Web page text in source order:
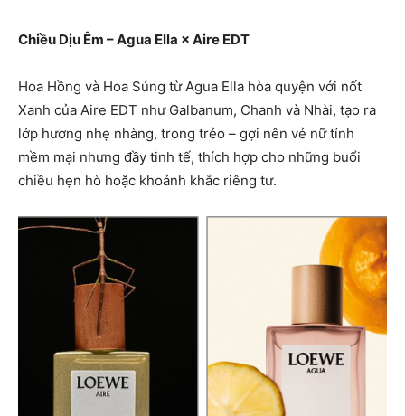
Chiều Dịu Êm – Agua Ella × Aire EDT
Hoa Hồng và Hoa Súng từ Agua Ella hòa quyện với nốt
Xanh của Aire EDT như Galbanum, Chanh và Nhài, tạo ra
lớp hương nhẹ nhàng, trong trẻo – gợi nên vẻ nữ tính
mềm mại nhưng đầy tinh tế, thích hợp cho những buổi
chiều hẹn hò hoặc khoảnh khắc riêng tư.